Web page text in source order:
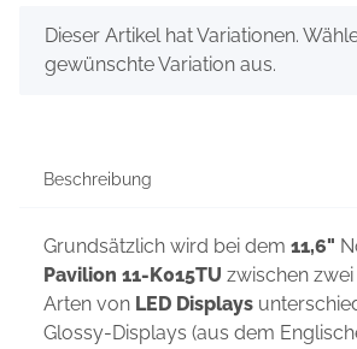
x
Dieser Artikel hat Variationen.
gewünschte Variation aus.
Beschreibung
Grundsätzlich wird bei dem 11,6"
Pavilion 11-K015TU zwischen
Arten von LED Displays
Glossy-Displays (aus dem